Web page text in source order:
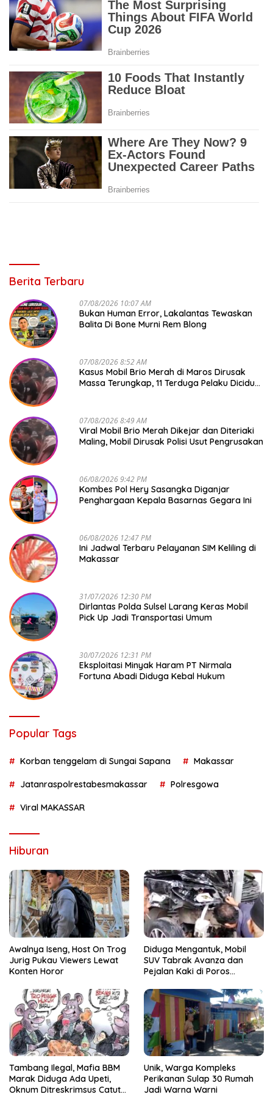
Berita Terbaru
07/08/2026 10:07 AM
Bukan Human Error, Lakalantas Tewaskan
Balita Di Bone Murni Rem Blong
07/08/2026 8:52 AM
Kasus Mobil Brio Merah di Maros Dirusak
Massa Terungkap, 11 Terduga Pelaku Diciduk
07/08/2026 8:49 AM
Viral Mobil Brio Merah Dikejar dan Diteriaki
Maling, Mobil Dirusak Polisi Usut Pengrusakan
06/08/2026 9:42 PM
Kombes Pol Hery Sasangka Diganjar
Penghargaan Kepala Basarnas Gegara Ini
06/08/2026 12:47 PM
Ini Jadwal Terbaru Pelayanan SIM Keliling di
Makassar
31/07/2026 12:30 PM
Dirlantas Polda Sulsel Larang Keras Mobil
Pick Up Jadi Transportasi Umum
30/07/2026 12:31 PM
Eksploitasi Minyak Haram PT Nirmala
Fortuna Abadi Diduga Kebal Hukum
Popular Tags
Korban tenggelam di Sungai Sapana Makassar
Jatanraspolrestabesmakassar Polresgowa
Viral MAKASSAR
Hiburan
Awalnya Iseng, Host On Trog
Jurig Pukau Viewers Lewat
Konten Horor
Diduga Mengantuk, Mobil
SUV Tabrak Avanza dan
Pejalan Kaki di Poros
Tambang Ilegal, Mafia BBM
Marak Diduga Ada Upeti,
Oknum Ditreskrimsus Catut
Unik, Warga Kompleks
Perikanan Sulap 30 Rumah
Jadi Warna Warni